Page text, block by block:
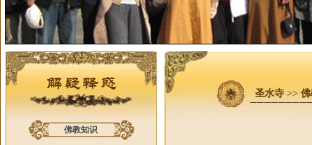
圣水寺 >>
佛教知识